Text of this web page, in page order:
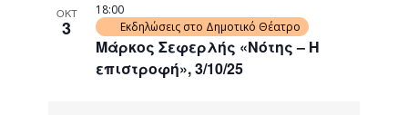
ΟΚΤ
3
Μάρκος Σεφερλής «Νότης – Η
επιστροφή», 3/10/25
18:00
Εκδηλώσεις στο Δημοτικό Θέατρο